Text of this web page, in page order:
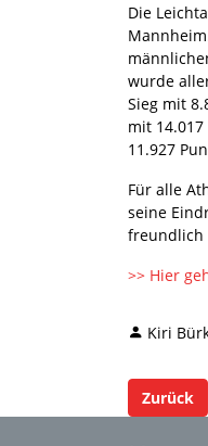
Die
wurde
Sieg mit
mit
11.927
Für alle
seine
freundlich
>> Hier
Kiri
Zurück